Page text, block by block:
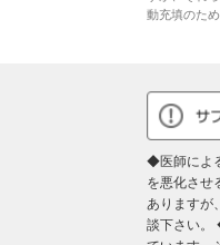
動充填のた
◆医師によ
を悪化させ
ありますが
談下さい。